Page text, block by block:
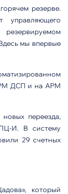
резерве.
управляющего
мы впервые
ДСП и на АРМ
переезда,
И. В систему
29 счетных
который